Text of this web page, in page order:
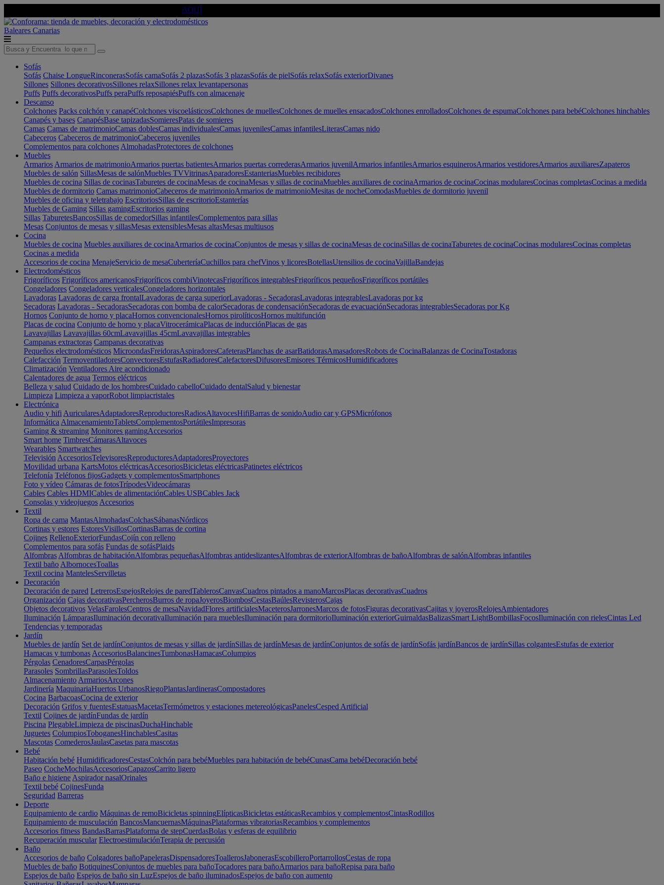
AQUÍ
Baleares Canarias
Sofás
Sofás Chaise LongueRinconerasSofás camaSofás 2 plazasSofás 3 plazasSofás de pielSofás relaxSofás exteriorDivanes
Sillones Sillones decorativosSillones relaxSillones relax levantapersonas
Puffs Puffs decorativosPuffs peraPuffs reposapiésPuffs con almacenaje
Descanso
Colchones Packs colchón y canapéColchones viscoelásticosColchones de muellesColchones de muelles ensacadosColchones enrolladosColchones de espumaColchones para bebéColchones hinchables
Canapés y bases CanapésBase tapizadasSomieresPatas de somieres
Camas Camas de matrimonioCamas doblesCamas individualesCamas juvenilesCamas infantilesLiterasCamas nido
Cabeceros Cabeceros de matrimonioCabeceros juveniles
Complementos para colchones AlmohadasProtectores de colchones
Muebles
Armarios Armarios de matrimonioArmarios puertas batientesArmarios puertas correderasArmarios juvenilArmarios infantilesArmarios esquinerosArmarios vestidoresArmarios auxiliaresZapateros
Muebles de salón SillasMesas de salónMuebles TVVitrinasAparadoresEstanteriasMuebles recibidores
Muebles de cocina Sillas de cocinasTaburetes de cocinaMesas de cocinaMesas y sillas de cocinaMuebles auxiliares de cocinaArmarios de cocinaCocinas modularesCocinas completasCocinas a medida
Muebles de dormitorio Camas matrimonioCabeceros de matrimonioArmarios de matrimonioMesitas de nocheComodasMuebles de dormitorio juvenil
Muebles de oficina y teletrabajo EscritoriosSillas de escritorioEstanterías
Muebles de Gaming Sillas gamingEscritorios gaming
Sillas TaburetesBancosSillas de comedorSillas infantilesComplementos para sillas
Mesas Conjuntos de mesas y sillasMesas extensiblesMesas altasMesas multiusos
Cocina
Muebles de cocina Muebles auxiliares de cocinaArmarios de cocinaConjuntos de mesas y sillas de cocinaMesas de cocinaSillas de cocinaTaburetes de cocinaCocinas modularesCocinas completas
Cocinas a medida
Accesorios de cocina MenajeServicio de mesaCuberteríaCuchillos para chefVinos y licoresBotellasUtensilios de cocinaVajillaBandejas
Electrodomésticos
Frigoríficos Frigoríficos americanosFrigoríficos combiVinotecasFrigoríficos integrablesFrigoríficos pequeñosFrigoríficos portátiles
Congeladores Congeladores verticalesCongeladores horizontales
Lavadoras Lavadoras de carga frontalLavadoras de carga superiorLavadoras - SecadorasLavadoras integrablesLavadoras por kg
Secadoras Lavadoras - SecadorasSecadoras con bomba de calorSecadoras de condensaciónSecadoras de evacuaciónSecadoras integrablesSecadoras por Kg
Hornos Conjunto de horno y placaHornos convencionalesHornos pirolíticosHornos multifunción
Placas de cocina Conjunto de horno y placaVitrocerámicaPlacas de inducciónPlacas de gas
Lavavajillas Lavavajillas 60cmLavavajillas 45cmLavavajillas integrables
Campanas extractoras Campanas decorativas
Pequeños electrodomésticos MicroondasFreidorasAspiradoresCafeterasPlanchas de asarBatidorasAmasadoresRobots de CocinaBalanzas de CocinaTostadoras
Calefacción TermoventiladoresConvectoresEstufasRadiadoresCalefactoresDifusoresEmisores TérmicosHumidificadores
Climatización Ventiladores Aire acondicionado
Calentadores de agua Termos eléctricos
Belleza y salud Cuidado de los hombresCuidado cabelloCuidado dentalSalud y bienestar
Limpieza Limpieza a vaporRobot limpiacristales
Electrónica
Audio y hifi AuricularesAdaptadoresReproductoresRadiosAltavocesHifiBarras de sonidoAudio car y GPSMicrófonos
Informática AlmacenamientoTabletsComplementosPortátilesImpresoras
Gaming & streaming Monitores gamingAccesorios
Smart home TimbresCámarasAltavoces
Wearables Smartwatches
Televisión AccesoriosTelevisoresReproductoresAdaptadoresProyectores
Movilidad urbana KartsMotos eléctricasAccesoriosBicicletas eléctricasPatinetes eléctricos
Telefonía Teléfonos fijosGadgets y complementosSmartphones
Foto y vídeo Cámaras de fotosTrípodesVideocámaras
Cables Cables HDMICables de alimentaciónCables USBCables Jack
Consolas y videojuegos Accesorios
Textil
Ropa de cama MantasAlmohadasColchasSábanasNórdicos
Cortinas y estores EstoresVisillosCortinasBarras de cortina
Cojines RellenoExteriorFundasCojín con relleno
Complementos para sofás Fundas de sofásPlaids
Alfombras Alfombras de habitaciónAlfombras pequeñasAlfombras antideslizantesAlfombras de exteriorAlfombras de bañoAlfombras de salónAlfombras infantiles
Textil baño AlbornocesToallas
Textil cocina MantelesServilletas
Decoración
Decoración de pared LetrerosEspejosRelojes de paredTablerosCanvasCuadros pintados a manoMarcosPlacas decorativasCuadros
Organización Cajas decorativasPercherosBurros de ropaJoyerosBiombosCestasBaúlesRevisterosCajas
Objetos decorativos VelasFarolesCentros de mesaNavidadFlores artificialesMaceterosJarronesMarcos de fotosFiguras decorativasCajitas y joyerosRelojesAmbientadores
Iluminación LámparasIluminación decorativaIluminación para mueblesIluminación para dormitorioIluminación exteriorGuirnaldasBalizasSmart LightBombillasFocosIluminación con rielesCintas Led
Tendencias y temporadas
Jardín
Muebles de jardín Set de jardínConjuntos de mesas y sillas de jardínSillas de jardínMesas de jardínConjuntos de sofás de jardínSofás jardínBancos de jardínSillas colgantesEstufas de exterior
Hamacas y tumbonas AccesoriosBalancinesTumbonasHamacasColumpios
Pérgolas CenadoresCarpasPérgolas
Parasoles SombrillasParasolesToldos
Almacenamiento ArmariosArcones
Jardinería MaquinariaHuertos UrbanosRiegoPlantasJardinerasCompostadores
Cocina BarbacoasCocina de exterior
Decoración Grifos y fuentesEstatuasMacetasTermómetros y estaciones metereológicasPanelesCesped Artificial
Textil Cojines de jardínFundas de jardín
Piscina PlegableLimpieza de piscinasDuchaHinchable
Juguetes ColumpiosToboganesHinchablesCasitas
Mascotas ComederosJaulasCasetas para mascotas
Bebé
Habitación bebé HumidificadoresCestasColchón para bebéMuebles para habitación de bebéCunasCama bebéDecoración bebé
Paseo CocheMochilasAccesoriosCapazosCarrito ligero
Baño e higiene Aspirador nasalOrinales
Textil bebé CojinesFunda
Seguridad Barreras
Deporte
Equipamiento de cardio Máquinas de remoBicicletas spinningElípticasBicicletas estáticasRecambios y complementosCintasRodillos
Equipamiento de musculación BancosMancuernasMáquinasPlataformas vibratoriasRecambios y complementos
Accesorios fitness BandasBarrasPlataforma de stepCuerdasBolas y esferas de equilibrio
Recuperación muscular ElectroestimulaciónTerapia de percusión
Baño
Accesorios de baño Colgadores bañoPapelerasDispensadoresToallerosJabonerasEscobilleroPortarrollosCestas de ropa
Muebles de baño BotiquinesConjuntos de muebles para bañoTocadores para bañoArmarios para bañoRepisa para baño
Espejos de baño Espejos de baño sin LuzEspejos de baño iluminadosEspejos de baño con aumento